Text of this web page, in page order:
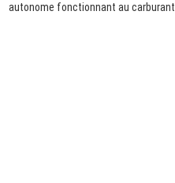
autonome fonctionnant au carburant.